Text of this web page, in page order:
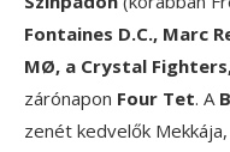
Fontaines D.C., Marc
MØ, a Crystal
zárónapon Four Tet. A
zenét kedvelők